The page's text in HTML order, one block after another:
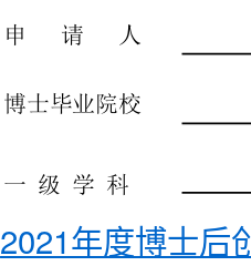
2021年度博士后